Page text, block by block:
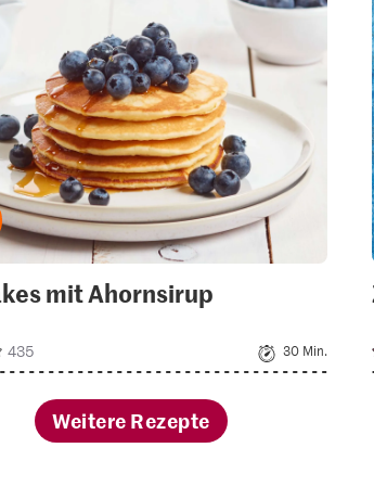
mit Ahornsirup
435 30 Min.
Weitere Rezepte